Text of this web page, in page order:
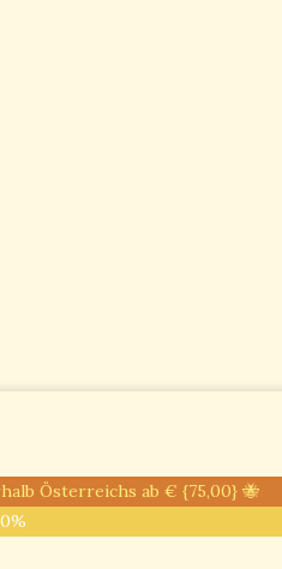
Österreichs ab € {75,00} 🐝
0%